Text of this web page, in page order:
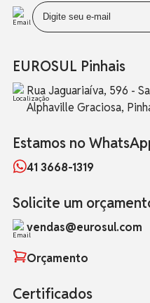
EUROSUL Pinhais
Rua Jaguariaíva, 596 -
Alphaville Graciosa,
Estamos no
41 3668-1319
Solicite um
vendas@eurosul.com
Orçamento
Certificados